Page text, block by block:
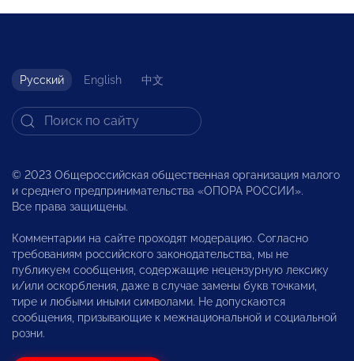
Русский English 中文
© 2023 Общероссийская общественная организация малого
и среднего предпринимательства «ОПОРА РОССИИ».
Все права защищены.
Комментарии на сайте проходят модерацию. Согласно
требованиям российского законодательства, мы не
публикуем сообщения, содержащие нецензурную лексику
и/или оскорбления, даже в случае замены букв точками,
тире и любыми иными символами. Не допускаются
сообщения, призывающие к межнациональной и социальной
розни.